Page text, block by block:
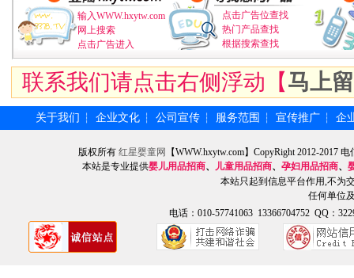
输入WWW.hxytw.com
网上搜索
点击广告进入
点击广告位查找
热门产品查找
根据搜索查找
联系我们请点击右侧浮动【马上
关于我们 ┆ 企业文化 ┆ 公司宣传 ┆ 服务范围 ┆ 宣传推广 ┆ 企
版权所有 红星婴童网
【WWW.hxytw.com】CopyRight 2012-2017
本站是专业提供婴儿用品招商、 儿童用品招商、 孕妇用品招商、
本站只起到信息平台作用,不为
任何单位
电话：010-57741063 13366704752 QQ：